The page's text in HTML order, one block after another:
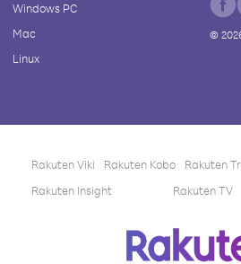
Windows PC
Mac
Linux
©
Rakuten Viki Rakuten Kobo Rakuten
Rakuten Insight
Rakuten TV